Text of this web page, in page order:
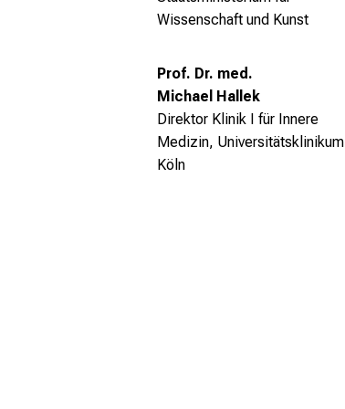
Wissenschaft und Kunst
Prof. Dr. med.
Michael Hallek
Direktor Klinik I für Innere
Medizin, Universitätsklinikum
Köln